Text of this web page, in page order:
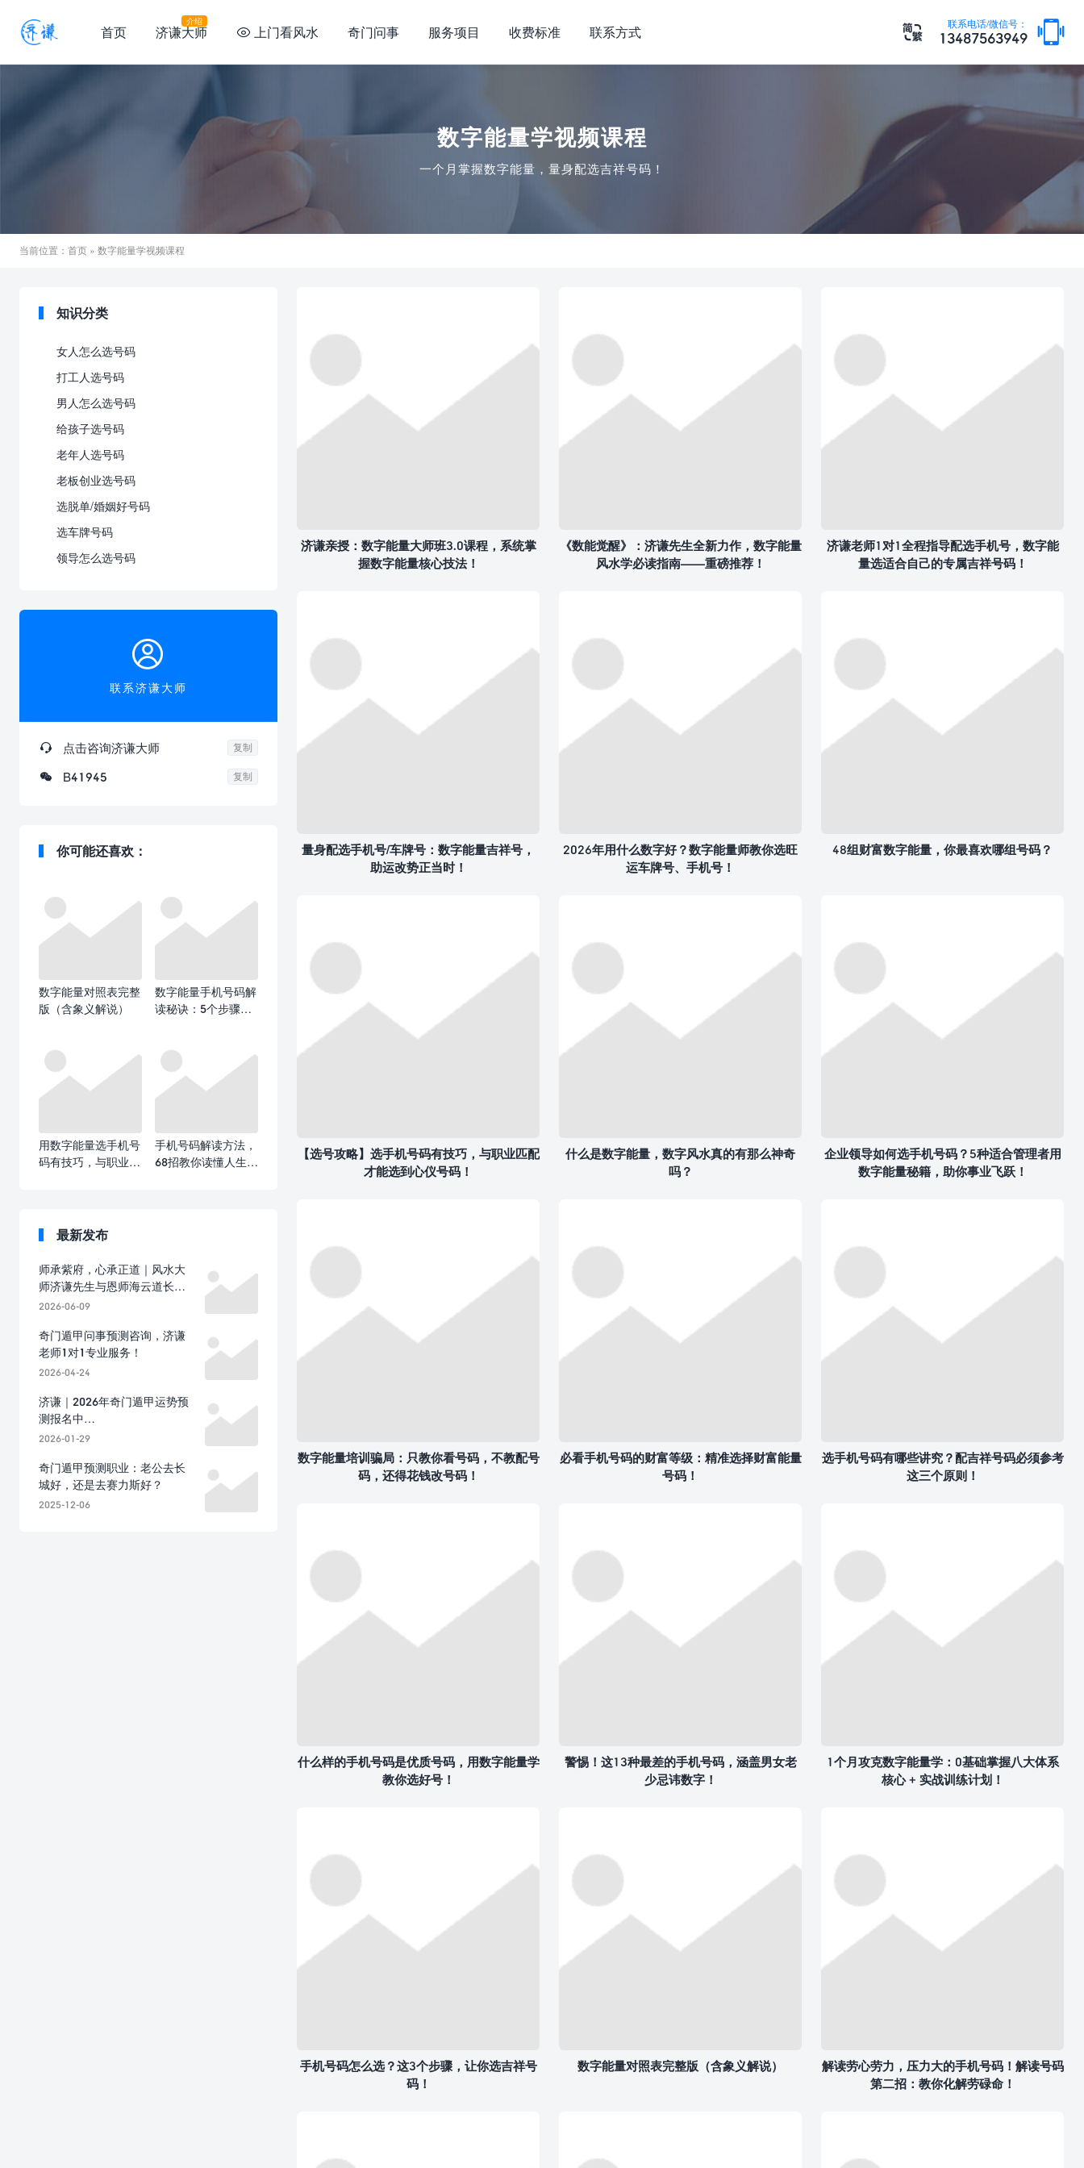
联系电话/微信号：
13487563949 

首页 济谦大师
介绍
 上门看风水 奇门问事 服务项目 收费标准 联系方式
数字能量学视频课程
一个月掌握数字能量，量身配选吉祥号码！
当前位置： 首页 » 数字能量学视频课程
济谦亲授：数字能量大师班3.0课程，系统掌
握数字能量核心技法！
《数能觉醒》：济谦先生全新力作，数字能量
风水学必读指南——重磅推荐！
济谦老师1对1全程指导配选手机号，数字能
量选适合自己的专属吉祥号码！
量身配选手机号/车牌号：数字能量吉祥号，
助运改势正当时！
2026年用什么数字好？数字能量师教你选旺
运车牌号、手机号！
48组财富数字能量，你最喜欢哪组号码？
【选号攻略】选手机号码有技巧，与职业匹配
才能选到心仪号码！
什么是数字能量，数字风水真的有那么神奇
吗？
企业领导如何选手机号码？5种适合管理者用
数字能量秘籍，助你事业飞跃！
数字能量培训骗局：只教你看号码，不教配号
码，还得花钱改号码！
必看手机号码的财富等级：精准选择财富能量
号码！
选手机号码有哪些讲究？配吉祥号码必须参考
这三个原则！
什么样的手机号码是优质号码，用数字能量学
教你选好号！
警惕！这13种最差的手机号码，涵盖男女老
少忌讳数字！
1个月攻克数字能量学：0基础掌握八大体系
核心 + 实战训练计划！
手机号码怎么选？这3个步骤，让你选吉祥号
码！
数字能量对照表完整版（含象义解说）
解读劳心劳力，压力大的手机号码！解读号码
第二招：教你化解劳碌命！
知识分类
女人怎么选号码
打工人选号码
男人怎么选号码
给孩子选号码
老年人选号码
老板创业选号码
选脱单/婚姻好号码
选车牌号码
领导怎么选号码

联系济谦大师
 点击咨询济谦大师 复制
 B41945 复制
你可能还喜欢：
数字能量对照表完整
版（含象义解说）
数字能量手机号码解
读秘诀：5个步骤教
用数字能量选手机号
码有技巧，与职业匹
手机号码解读方法，
68招教你读懂人生运
最新发布
师承紫府，心承正道｜风水大
师济谦先生与恩师海云道长的
结缘之路!
2026-06-09
奇门遁甲问事预测咨询，济谦
老师1对1专业服务！
2026-04-24
济谦｜2026年奇门遁甲运势预
测报名中…
2026-01-29
奇门遁甲预测职业：老公去长
城好，还是去赛力斯好？
2025-12-06